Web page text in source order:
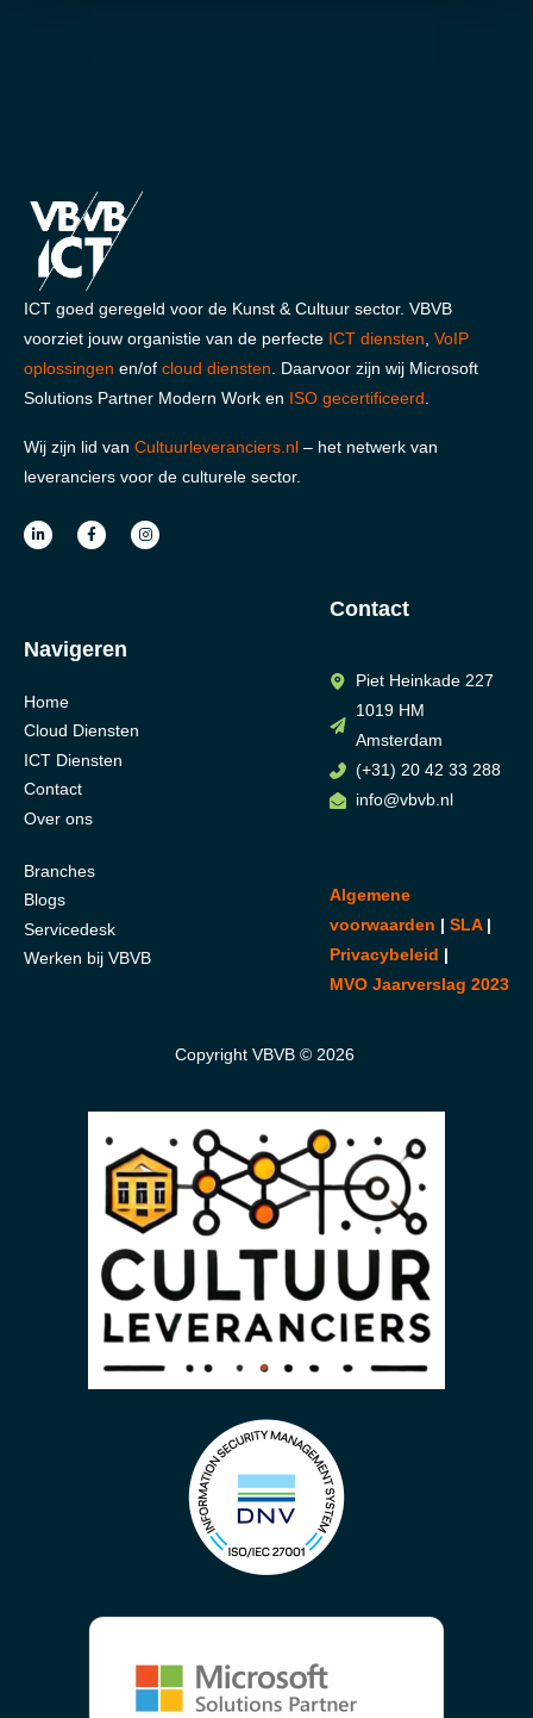
ICT goed geregeld voor de Kunst & Cultuur sector. VBVB
voorziet jouw organistie van de perfecte ICT diensten, VoIP
oplossingen en/of cloud diensten. Daarvoor zijn wij Microsoft
Solutions Partner Modern Work en ISO gecertificeerd.
Wij zijn lid van Cultuurleveranciers.nl – het netwerk van
leveranciers voor de culturele sector.
Navigeren
Home
Cloud Diensten
ICT Diensten
Contact
Over ons
Branches
Blogs
Servicedesk
Werken bij VBVB
Contact
Piet Heinkade 227
1019 HM
Amsterdam
(+31) 20 42 33 288
info@vbvb.nl
Algemene
voorwaarden | SLA |
Privacybeleid |
MVO Jaarverslag 2023
Copyright VBVB © 2026